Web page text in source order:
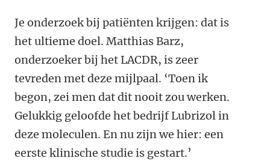
Je onderzoek bij patiënten krijgen: dat is
het ultieme doel. Matthias Barz,
onderzoeker bij het LACDR, is zeer
tevreden met deze mijlpaal. ‘Toen ik
begon, zei men dat dit nooit zou werken.
Gelukkig geloofde het bedrijf Lubrizol in
deze moleculen. En nu zijn we hier: een
eerste klinische studie is gestart.’